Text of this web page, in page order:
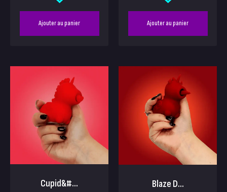
Ajouter au panier Ajouter au panier
Cupid&#... Blaze D...